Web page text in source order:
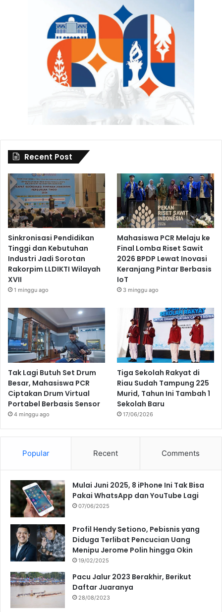
Recent Post
Sinkronisasi Pendidikan
Tinggi dan Kebutuhan
Industri Jadi Sorotan
Rakorpim LLDIKTI Wilayah
XVII
1 minggu ago
Mahasiswa PCR Melaju ke
Final Lomba Riset Sawit
2026 BPDP Lewat Inovasi
Keranjang Pintar Berbasis
IoT
3 minggu ago
Tak Lagi Butuh Set Drum
Besar, Mahasiswa PCR
Ciptakan Drum Virtual
Portabel Berbasis Sensor
4 minggu ago
Tiga Sekolah Rakyat di
Riau Sudah Tampung 225
Murid, Tahun Ini Tambah 1
Sekolah Baru
17/06/2026
Popular Recent Comments
Mulai Juni 2025, 8 iPhone Ini Tak Bisa
Pakai WhatsApp dan YouTube Lagi
07/06/2025
Profil Hendy Setiono, Pebisnis yang
Diduga Terlibat Pencucian Uang
Menipu Jerome Polin hingga Okin
19/02/2025
Pacu Jalur 2023 Berakhir, Berikut
Daftar Juaranya
28/08/2023